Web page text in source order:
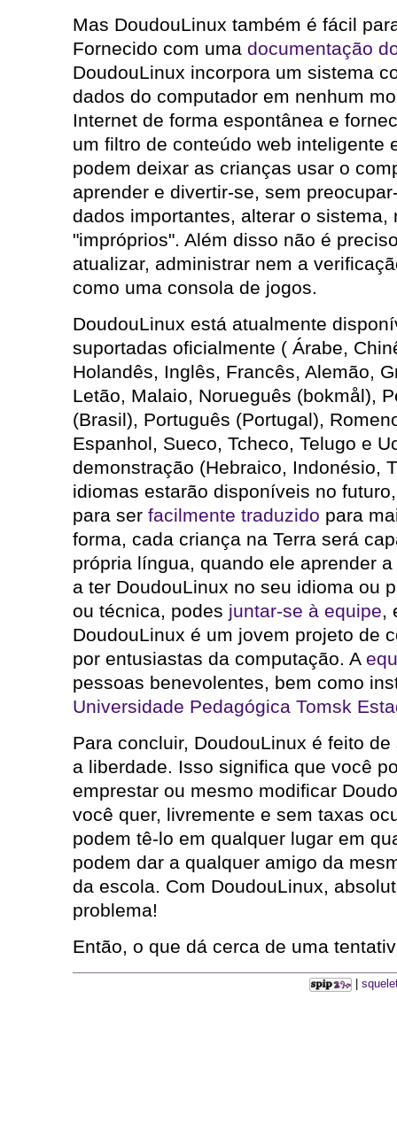
Mas DoudouLinux também é fácil
Fornecido com uma documentação
DoudouLinux incorpora um sistema
dados do computador em nenhum
Internet de forma espontânea e
um filtro de conteúdo web inteligente
podem deixar as crianças usar o
aprender e divertir-se, sem
dados importantes, alterar o sistema,
"impróprios". Além disso não é
atualizar, administrar nem a
como uma consola de jogos.
DoudouLinux está atualmente
suportadas oficialmente ( Árabe,
Holandês, Inglês, Francês, Alemão,
Letão, Malaio, Norueguês (bokmål),
(Brasil), Português (Portugal),
Espanhol, Sueco, Tcheco, Telugo e
demonstração (Hebraico, Indonésio,
idiomas estarão disponíveis no
para ser facilmente traduzido para
forma, cada criança na Terra será
própria língua, quando ele aprender
a ter DoudouLinux no seu idioma ou
ou técnica, podes juntar-se à equipe,
DoudouLinux é um jovem projeto de
por entusiastas da computação. A
pessoas benevolentes, bem como
Universidade Pedagógica Tomsk
Para concluir, DoudouLinux é feito
a liberdade. Isso significa que você
emprestar ou mesmo modificar
você quer, livremente e sem taxas
podem tê-lo em qualquer lugar em
podem dar a qualquer amigo da
da escola. Com DoudouLinux,
problema!
Então, o que dá cerca de uma